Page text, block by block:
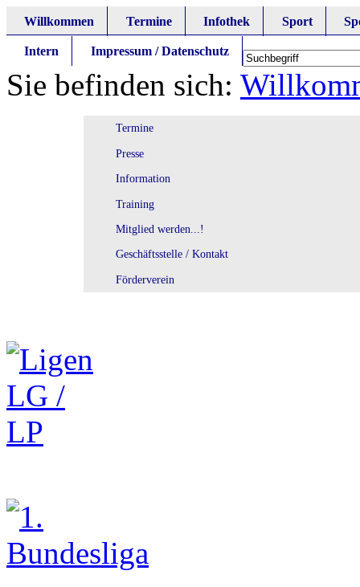
Willkommen Termine Infothek Sport
Intern Impressum / Datenschutz
Sie befinden sich:
Termine
Presse
Information
Training
Mitglied werden...!
Geschäftsstelle / Kontakt
Förderverein